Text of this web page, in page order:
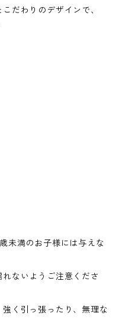
だわりのデザインで、
未満のお子様には与えな
ないようご注意くださ
く引っ張ったり、無理な